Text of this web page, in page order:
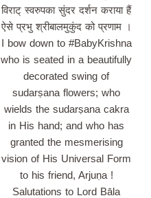
विराट् स्वरुपका सुंदर दर्शन कराया हैं
ऐसे प्रभु श्रीबालमुकुंद को प्रणाम ।
I bow down to #BabyKrishna
who is seated in a beautifully
decorated swing of
sudarṣana flowers; who
wields the sudarṣana cakra
in His hand; and who has
granted the mesmerising
vision of His Universal Form
to his friend, Arjuṇa !
Salutations to Lord Bāla